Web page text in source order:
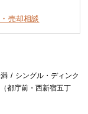
売却相談
シングル・ディンク
都庁前・西新宿五丁